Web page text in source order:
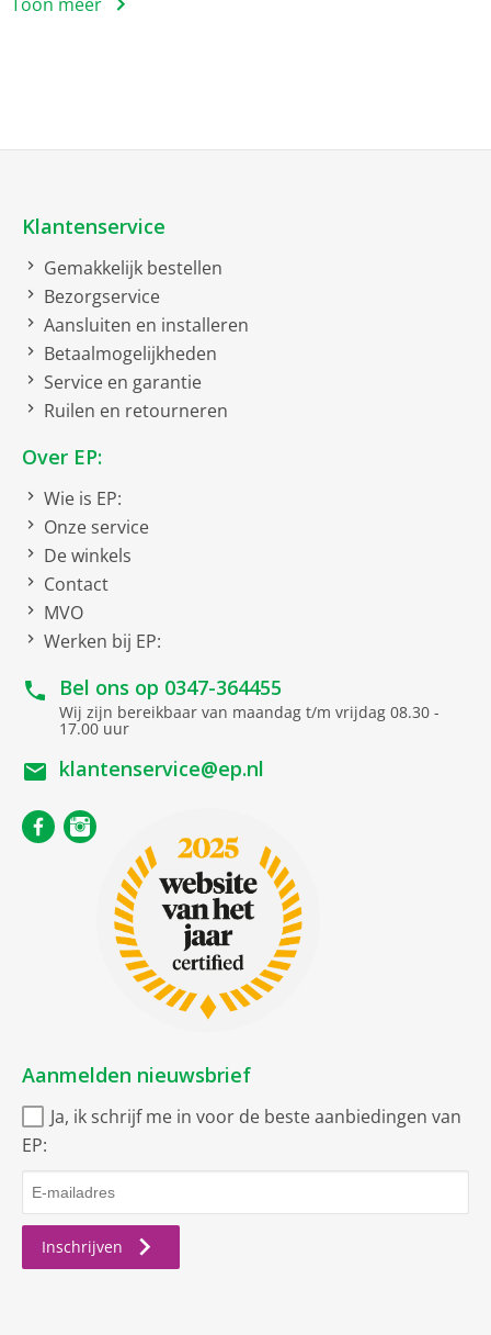
bruto diepte
netto breedte
59.2 cm
netto gewicht
Optionele toebehoren
Frontbekleding voor
koel-/vriesapparatuur
Klantenservice
Gemakkelijk bestellen
Bezorgservice
Aansluiten en installeren
Betaalmogelijkheden
Service en garantie
Ruilen en retourneren
Over EP:
Wie is EP:
Onze service
De winkels
Contact
MVO
Werken bij EP:
Bel ons op 0347-364455
Wij zijn bereikbaar van maandag t/m vrijdag 08.30 -
17.00 uur
klantenservice@ep.nl
Aanmelden nieuwsbrief
Ja, ik schrijf me in voor de beste aanbiedingen van
EP:
Inschrijven